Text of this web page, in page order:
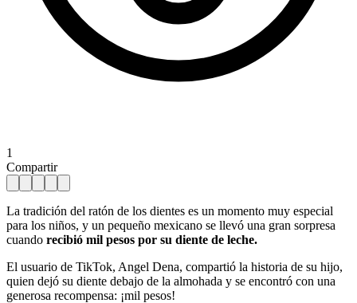
1
Compartir
La tradición del ratón de los dientes es un momento muy especial
para los niños, y un pequeño mexicano se llevó una gran sorpresa
cuando recibió mil pesos por su diente de leche.
El usuario de TikTok, Angel Dena, compartió la historia de su hijo,
quien dejó su diente debajo de la almohada y se encontró con una
generosa recompensa: ¡mil pesos!